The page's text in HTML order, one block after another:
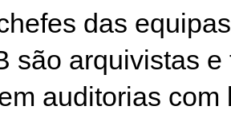
das
são arquivistas e
auditorias com